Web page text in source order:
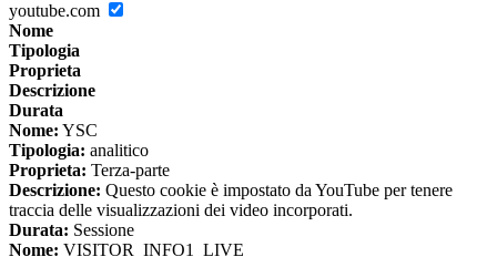
youtube.com
Nome
Tipologia
Proprieta
Descrizione
Durata
Nome: YSC
Tipologia: analitico
Proprieta: Terza-parte
Descrizione: Questo cookie è impostato da YouTube per tenere
traccia delle visualizzazioni dei video incorporati.
Durata: Sessione
Nome: VISITOR_INFO1_LIVE